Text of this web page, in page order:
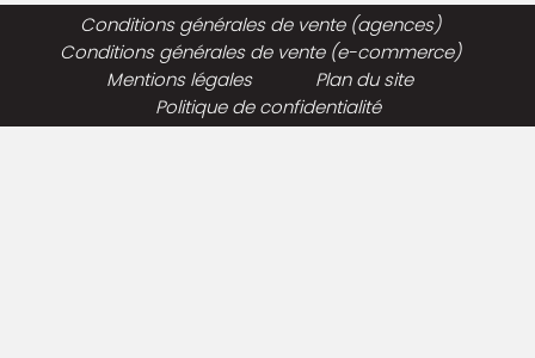
Conditions générales de vente (agences)
Conditions générales de vente (e-commerce)
Mentions légales
Plan du site
Politique de confidentialité